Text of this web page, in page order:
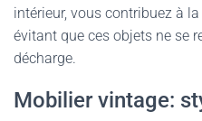
intérieur, vous contribuez à
évitant que ces objets ne se
décharge.
Mobilier vintage: